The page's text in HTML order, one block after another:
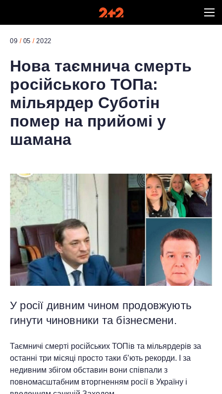
09 05 2022
Нова таємнича смерть
російського ТОПа:
мільярдер Суботін
помер на прийомі у
шамана
У росії дивним чином продовжують
гинути чиновники та бізнесмени.
Таємничі смерті російських ТОПів та мільярдерів за
останні три місяці просто таки б’ють рекорди. І за
недивним збігом обставин вони співпали з
повномасштабним вторгненням росії в Україну і